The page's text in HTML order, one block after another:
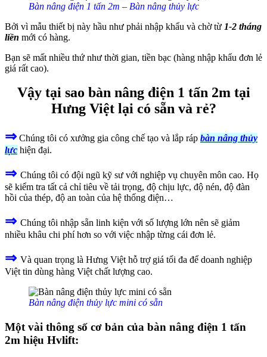
Bàn nâng điện 1 tấn 2m – Bàn nâng thủy lực
Bởi vì mẫu thiết bị này hầu như phải nhập khẩu và chờ từ 1-2 tháng
liền mới có hàng.
Bạn sẽ mất nhiều thứ như thời gian, tiền bạc (hàng nhập khẩu đơn lẻ
giá rất cao).
Vậy tại sao bàn nâng điện 1 tấn 2m tại
Hưng Việt lại có sẵn và rẻ?
⇒ Chúng tôi có xưởng gia công chế tạo và lắp ráp bàn nâng thủy
lực hiện đại.
⇒ Chúng tôi có đội ngũ kỹ sư với nghiệp vụ chuyên môn cao. Họ
sẽ kiểm tra tất cả chỉ tiêu về tải trọng, độ chịu lực, độ nén, độ đàn
hồi của thép, độ an toàn của hệ thống điện…
⇒ Chúng tôi nhập sẵn linh kiện với số lượng lớn nên sẽ giảm
nhiều khâu chi phí hơn so với việc nhập từng cái đơn lẻ.
⇒ Và quan trọng là Hưng Việt hỗ trợ giá tối đa để doanh nghiệp
Việt tin dùng hàng Việt chất lượng cao.
Bàn nâng điện thủy lực mini có sẵn
Một vài thông số cơ bản của bàn nâng điện 1 tấn
2m hiệu Hvlift: